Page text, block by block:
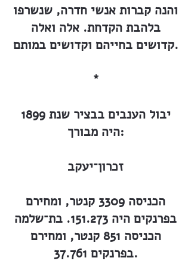
והנה קברות אנשי חדרה, שנשרפו
בלהבת הקדחת. אלה ואלה
קדושים בחייהם וקדושים במותם.
*
יבול הענבים בבציר שנת 1899
היה מבורך:
זכרון־יעקב
הכניסה 3309 קנטר, ומחירם
בפרנקים היה 151.273. בת־שלמה
הכניסה 851 קנטר, ומחירם
בפרנקים 37.761.